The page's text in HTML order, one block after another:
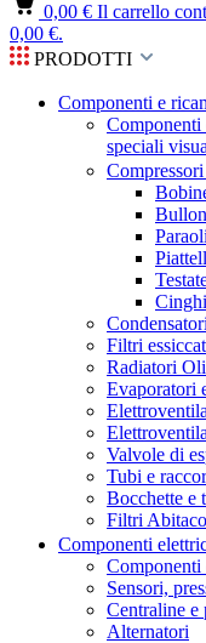
0,00 € Il carrello
0,00 €.
PRODOTTI
Componenti e
Componenti
speciali
Filtri
Radiatori
Evaporatori
Valvole di
Tubi e
Bocchette e
Filtri
Componenti
Componenti
Sensori,
Centraline
Alternatori